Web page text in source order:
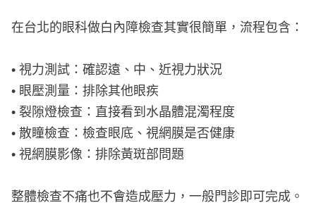
在台北的眼科做白內障檢查其實很簡單，流程包含：
• 視力測試：確認遠、中、近視力狀況
• 眼壓測量：排除其他眼疾
• 裂隙燈檢查：直接看到水晶體混濁程度
• 散瞳檢查：檢查眼底、視網膜是否健康
• 視網膜影像：排除黃斑部問題
整體檢查不痛也不會造成壓力，一般門診即可完成。